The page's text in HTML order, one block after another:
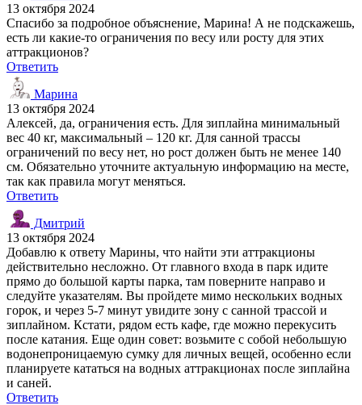
13 октября 2024
Спасибо за подробное объяснение, Марина! А не подскажешь,
есть ли какие-то ограничения по весу или росту для этих
аттракционов?
Ответить
Марина
13 октября 2024
Алексей, да, ограничения есть. Для зиплайна минимальный
вес 40 кг, максимальный – 120 кг. Для санной трассы
ограничений по весу нет, но рост должен быть не менее 140
см. Обязательно уточните актуальную информацию на месте,
так как правила могут меняться.
Ответить
Дмитрий
13 октября 2024
Добавлю к ответу Марины, что найти эти аттракционы
действительно несложно. От главного входа в парк идите
прямо до большой карты парка, там поверните направо и
следуйте указателям. Вы пройдете мимо нескольких водных
горок, и через 5-7 минут увидите зону с санной трассой и
зиплайном. Кстати, рядом есть кафе, где можно перекусить
после катания. Еще один совет: возьмите с собой небольшую
водонепроницаемую сумку для личных вещей, особенно если
планируете кататься на водных аттракционах после зиплайна
и саней.
Ответить